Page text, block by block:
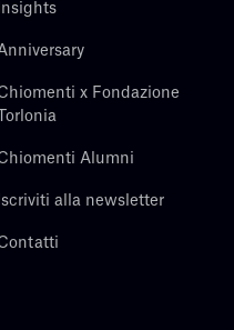
Insights
x Fondazione
Torlonia
Alumni
Iscriviti alla newsletter